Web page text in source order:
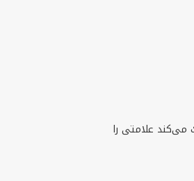
علامتی را